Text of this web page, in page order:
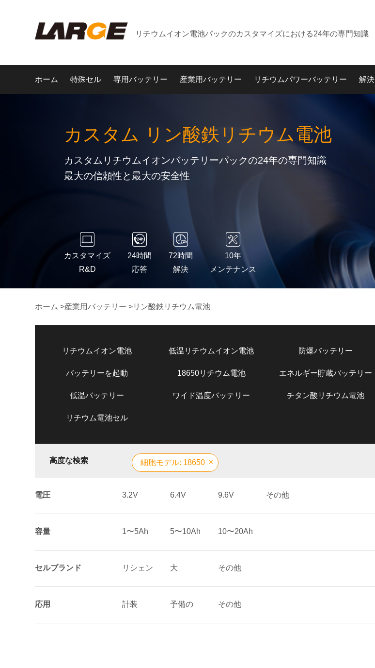
リチウムイオン電池パックのカスタマイズにおける24年の専門知識
ホーム 特殊セル 専用バッテリー 産業用バッテリー リチウムパワーバッテリー 解決
カスタム リン酸鉄リチウム電池
カスタムリチウムイオンバッテリーパックの24年の専門知識
最大の信頼性と最大の安全性
カスタマイズ
R&D
24時間
応答
72時間
解決
10年
メンテナンス
ホーム >産業用バッテリー >リン酸鉄リチウム電池
リチウムイオン電池 低温リチウムイオン電池 防爆バッテリー
バッテリーを起動 18650リチウム電池 エネルギー貯蔵バッテリー
低温バッテリー ワイド温度バッテリー チタン酸リチウム電池
リチウム電池セル
高度な検索 細胞モデル: 18650
電圧 3.2V 6.4V 9.6V その他
容量 1〜5Ah 5〜10Ah 10〜20Ah
セルブランド リシェン 大 その他
応用 計装 予備の その他